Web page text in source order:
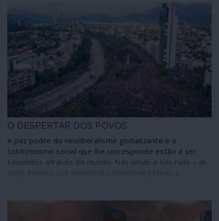
O DESPERTAR DOS POVOS
A paz podre do neoliberalismo globalizante e o
conformismo social que lhe corresponde estão a ser
sacudidos através do mundo. Nas urnas e nas ruas – as